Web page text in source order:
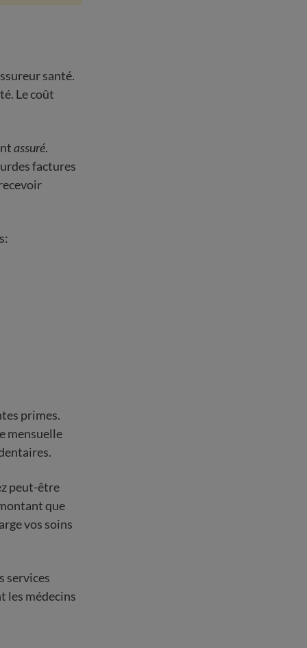
santé.
Le coût
assuré.
factures
primes.
mensuelle
peut-être
que
vos soins
services
les médecins